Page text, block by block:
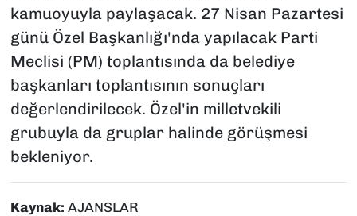
kamuoyuyla paylaşacak. 27 Nisan Pazartesi
günü Özel Başkanlığı'nda yapılacak Parti
Meclisi (PM) toplantısında da belediye
başkanları toplantısının sonuçları
değerlendirilecek. Özel'in milletvekili
grubuyla da gruplar halinde görüşmesi
bekleniyor.
Kaynak: AJANSLAR